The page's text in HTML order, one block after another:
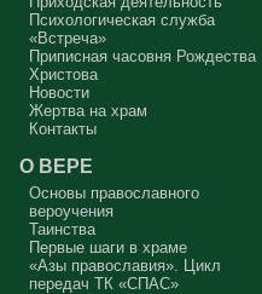
Рекомендации родителям:
отравился
Психологическая служба
«Встреча»
Приписная часовня Рождества
Христова
Новости
Жертва на храм
Контакты
О ВЕРЕ
Основы православного
вероучения
Таинства
Первые шаги в храме
«Азы православия». Цикл
передач ТК «СПАС»